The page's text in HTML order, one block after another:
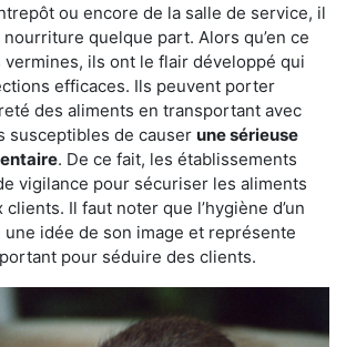
ou encore de la salle de service, il
quelque part. Alors qu’en ce
ils ont le flair développé qui
efficaces. Ils peuvent porter
des aliments en transportant avec
susceptibles de causer une sérieuse
. De ce fait, les établissements
vigilance pour sécuriser les aliments
clients. Il faut noter que l’hygiène d’un
idée de son image et représente
pour séduire des clients.